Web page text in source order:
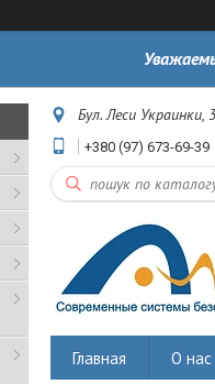
Бул. Леси Украинки,
+380 (97) 673-69-39
Главная О нас